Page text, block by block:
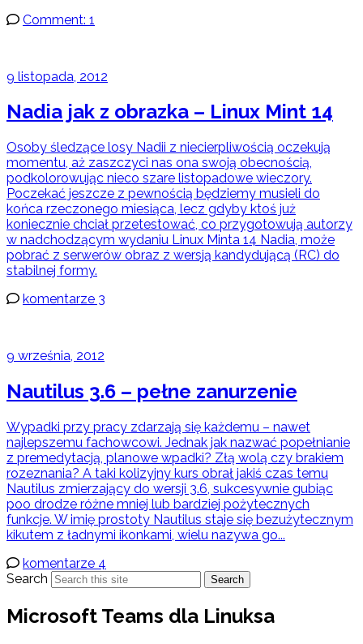
Comment: 1
9 listopada, 2012
Nadia jak z obrazka – Linux Mint 14
Osoby śledzące losy Nadii z niecierpliwością oczekują
momentu, aż zaszczyci nas ona swoją obecnością,
podkolorowując nieco szare listopadowe wieczory.
Poczekać jeszcze z pewnością będziemy musieli do
końca rzeczonego miesiąca, lecz gdyby ktoś już
koniecznie chciał przetestować, co przygotowują autorzy
w nadchodzącym wydaniu Linux Minta 14 Nadia, może
pobrać z serwerów obraz z wersją kandydującą (RC) do
stabilnej formy.
komentarze 3
9 września, 2012
Nautilus 3.6 – pełne zanurzenie
Wypadki przy pracy zdarzają się każdemu – nawet
najlepszemu fachowcowi. Jednak jak nazwać popełnianie
z premedytacją, planowe wpadki? Złą wolą czy brakiem
rozeznania? A taki kolizyjny kurs obrał jakiś czas temu
Nautilus zmierzający do wersji 3.6, sukcesywnie gubiąc
poo drodze różne mniej lub bardziej pożytecznych
funkcje. W imię prostoty Nautilus staje się bezużytecznym
kikutem z ładnymi ikonkami, wielu nazywa go...
komentarze 4
Search
Search
Microsoft Teams dla Linuksa